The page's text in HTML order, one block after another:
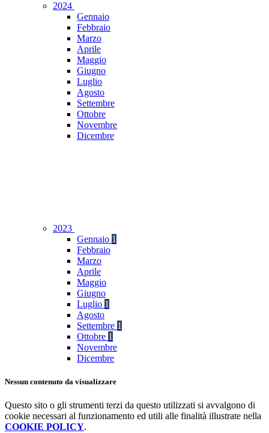
2024
Gennaio
Febbraio
Marzo
Aprile
Maggio
Giugno
Luglio
Agosto
Settembre
Ottobre
Novembre
Dicembre
2023
Gennaio 1
Febbraio
Marzo
Aprile
Maggio
Giugno
Luglio 1
Agosto
Settembre 1
Ottobre 1
Novembre
Dicembre
Nessun contenuto da visualizzare
Questo sito o gli strumenti terzi da questo utilizzati si avvalgono di
cookie necessari al funzionamento ed utili alle finalità illustrate nella
COOKIE POLICY.